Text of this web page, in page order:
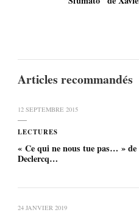
Articles recommandés
12 SEPTEMBRE 2015
LECTURES
« Ce qui ne nous tue pas… » de
Declercq…
24 JANVIER 2019